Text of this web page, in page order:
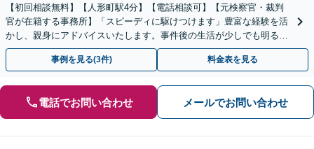
【初回相談無料】【人形町駅4分】【電話相談可】【元検察官・裁判
官が在籍する事務所】「スピーディに駆けつけます」豊富な経験を活
かし、親身にアドバイスいたします。事件後の生活が少しでも明るく
なるように万全サポート
事例を見る(3件) 料金表を見る
電話でお問い合わせ メールでお問い合わせ